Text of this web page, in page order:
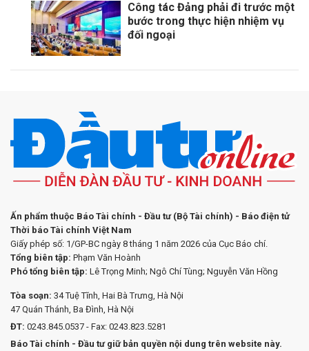
Công tác Đảng phải đi trước một
bước trong thực hiện nhiệm vụ
đối ngoại
Ấn phẩm thuộc Báo Tài chính - Đầu tư (Bộ Tài chính) - Báo điện tử
Thời báo Tài chính Việt Nam
Giấy phép số: 1/GP-BC ngày 8 tháng 1 năm 2026 của Cục Báo chí.
Tổng biên tập: Phạm Văn Hoành
Phó tổng biên tập: Lê Trọng Minh; Ngô Chí Tùng; Nguyễn Văn Hồng
Tòa soạn: 34 Tuệ Tĩnh, Hai Bà Trưng, Hà Nội
47 Quán Thánh, Ba Đình, Hà Nội
ĐT: 0243.845.0537 - Fax: 0243.823.5281
Báo Tài chính - Đầu tư giữ bản quyền nội dung trên website này.